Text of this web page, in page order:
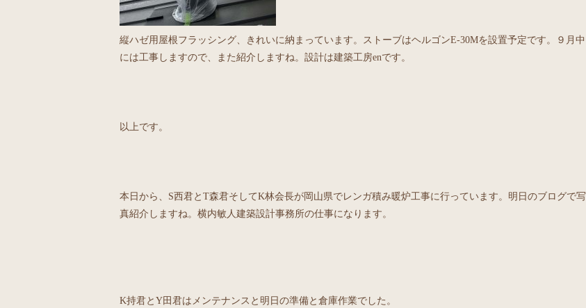
縦ハゼ用屋根フラッシング、きれいに納まっています。ストーブはヘルゴンE-30Mを設置予定です。９月中
には工事しますので、また紹介しますね。設計は建築工房enです。
以上です。
本日から、S西君とT森君そしてK林会長が岡山県でレンガ積み暖炉工事に行っています。明日のブログで写
真紹介しますね。横内敏人建築設計事務所の仕事になります。
K持君とY田君はメンテナンスと明日の準備と倉庫作業でした。